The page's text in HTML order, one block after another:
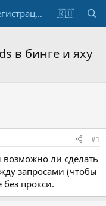
Регистрация 🇷🇺
в бинге и яху
#1
возможно ли сделать
запросами (чтобы
без прокси.